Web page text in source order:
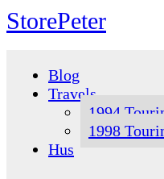
StorePeter
Blog
Travels
1994
1998
Hus